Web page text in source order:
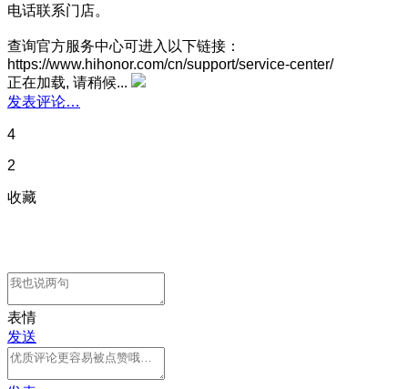
电话联系门店。
查询官方服务中心可进入以下链接：
https://www.hihonor.com/cn/support/service-center/
正在加载, 请稍候...
发表评论…
4
2
收藏
表情
发送